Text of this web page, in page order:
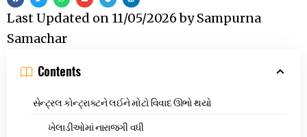
Last Updated on 11/05/2026bySampurna
Samachar
Contents
સેન્ટ્રલ કોન્ટ્રાક્ટને લઈને મોટો વિવાદ ઊભો થયો
ખેલાડીઓમાં નારાજગી વધી